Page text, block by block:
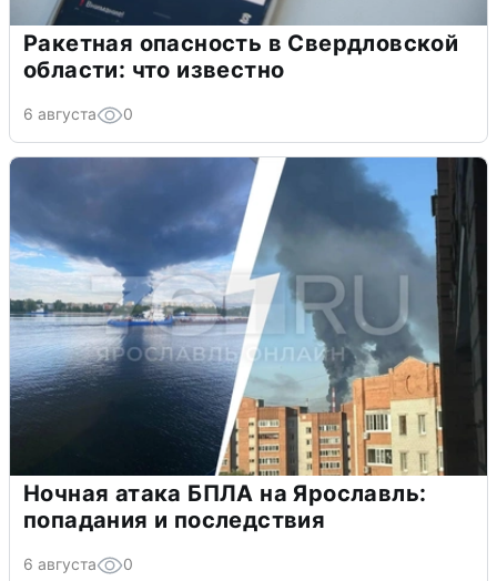
Ракетная опасность в Свердловской
области: что известно
6 августа 0
Ночная атака БПЛА на Ярославль:
попадания и последствия
6 августа 0